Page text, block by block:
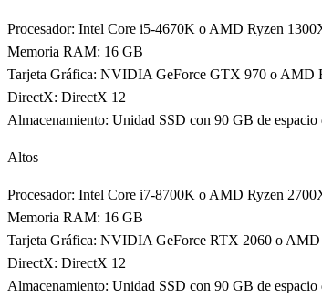
Procesador: Intel Core i5-4670K o AMD Ryzen
Memoria RAM: 16 GB
Tarjeta Gráfica: NVIDIA GeForce GTX 970 o AMD
DirectX: DirectX 12
Almacenamiento: Unidad SSD con 90 GB de espacio
Altos
Procesador: Intel Core i7-8700K o AMD Ryzen
Memoria RAM: 16 GB
Tarjeta Gráfica: NVIDIA GeForce RTX 2060 o
DirectX: DirectX 12
Almacenamiento: Unidad SSD con 90 GB de espacio